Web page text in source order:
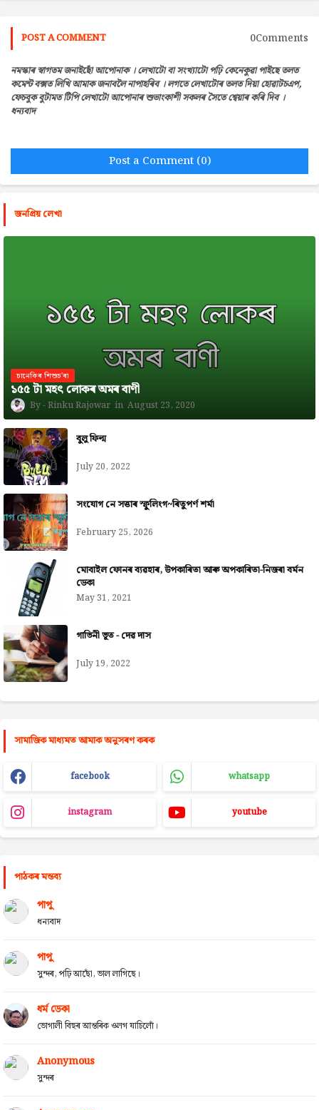
POST A COMMENT 0Comments
নমস্কাৰ স্বাগতম জনাইছোঁ আপোনাক । লেখাটো বা সংখ্যাটো পঢ়ি কেনেকুৱা পাইছে তলত
কমেন্ট বক্সত লিখি আমাক জনাবলৈ নাপাহৰিব । লগতে লেখাটোৰ তলত দিয়া হোৱাটচএপ,
ফেচবুক বুটামত টিপি লেখাটো আপোনাৰ শুভাংকাশী সকলৰ সৈতে শ্বেয়াৰ কৰি দিব ।
ধন্যবাদ
Post a Comment (0)
জনপ্রিয় লেখা
চানেকিৰ শিশুচ'ৰা
১৫৫ টা মহৎ লোকৰ অমৰ বাণী
Rinku Rajowar August 23, 2020
বুলু ফিল্ম
July 20, 2022
সংযোগ নে সত্তাৰ স্ফুলিংগ~ৰিতুপৰ্ণ শৰ্মা
February 25, 2026
মোবাইল ফোনৰ ব্যৱহাৰ, উপকাৰিতা আৰু অপকাৰিতা-নিজৰা বৰ্মন
ডেকা
May 31, 2021
গাভিনী ভূত - দেৱ দাস
July 19, 2022
সামাজিক মাধ্যমত আমাক অনুসৰণ কৰক
facebook whatsapp
instagram youtube
পাঠকৰ মন্তব্য
পাপু
ধন্যবাদ
পাপু
সুন্দৰ, পঢ়ি আছোঁ, ভাল লাগিছে।
ধৰ্ম ডেকা
ভোগালী বিহুৰ আন্তৰিক ওলগ যাচিলোঁ।
Anonymous
সুন্দৰ